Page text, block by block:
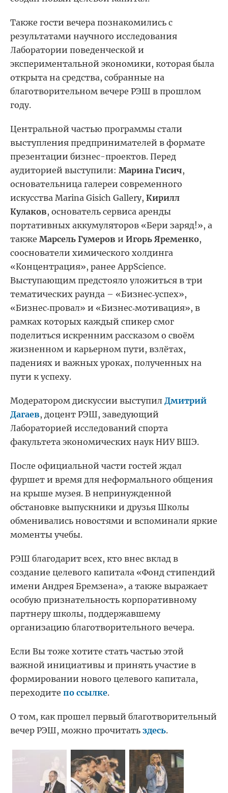
Также гости вечера познакомились с
результатами научного исследования
Лаборатории поведенческой и
экспериментальной экономики, которая была
открыта на средства, собранные на
благотворительном вечере РЭШ в прошлом
году.
Центральной частью программы стали
выступления предпринимателей в формате
презентации бизнес-проектов. Перед
аудиторией выступили: Марина Гисич,
основательница галереи современного
искусства Marina Gisich Gallery, Кирилл
Кулаков, основатель сервиса аренды
портативных аккумуляторов «Бери заряд!», а
также Марсель Гумеров и Игорь Яременко,
сооснователи химического холдинга
«Концентрация», ранееAppScience.
Выступающим предстояло уложиться в три
тематических раунда – «Бизнес‑успех»,
«Бизнес‑провал» и «Бизнес‑мотивация», в
рамках которых каждый спикер смог
поделиться искренним рассказом о своём
жизненном и карьерном пути, взлётах,
падениях и важных уроках, полученных на
пути к успеху.
Модератором дискуссии выступил Дмитрий
Дагаев, доцент РЭШ, заведующий
Лабораторией исследований спорта
факультета экономических наук НИУ ВШЭ.
После официальной части гостей ждал
фуршет и время для неформального общения
на крыше музея. В непринужденной
обстановке выпускники и друзья Школы
обменивались новостями и вспоминали яркие
моменты учебы.
РЭШ благодарит всех, кто внес вклад в
создание целевого капитала «Фонд стипендий
имени Андрея Бремзена», а также выражает
особую признательность корпоративному
партнеру школы, поддержавшему
организацию благотворительного вечера.
Если Вы тоже хотите стать частью этой
важной инициативы и принять участие в
формировании нового целевого капитала,
переходите по ссылке.
О том, как прошел первый благотворительный
вечер РЭШ, можно прочитать здесь.